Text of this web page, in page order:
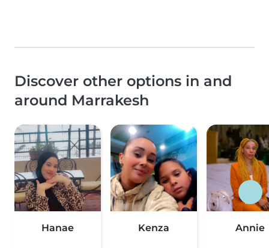
Discover other options in and
around Marrakesh
Hanae Kenza Annie